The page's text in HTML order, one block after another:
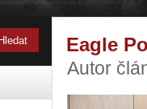
Eagle
Autor